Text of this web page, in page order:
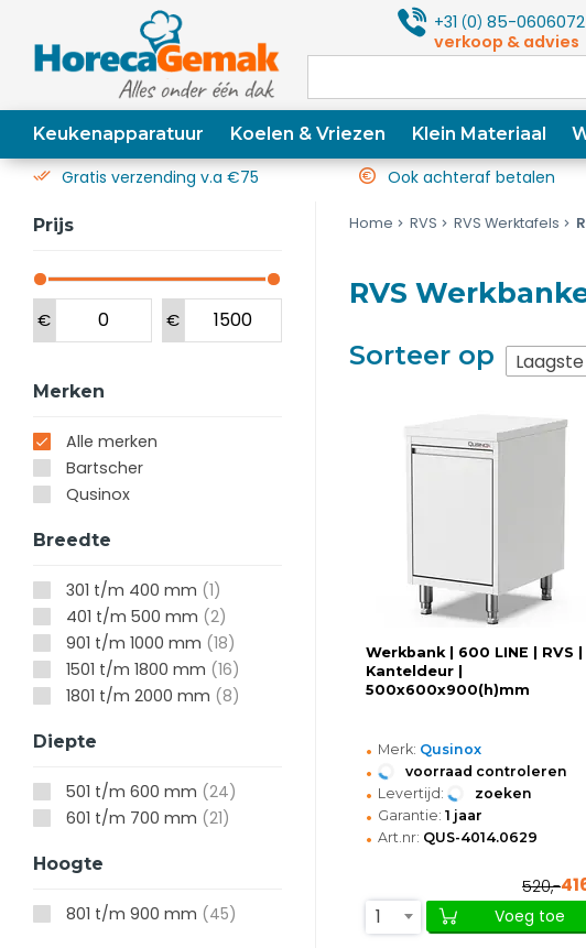
+31(0) 85-0606072
verkoop & advies
Keukenapparatuur Koelen & Vriezen Klein Materiaal
Gratis verzending v.a €75 Ook achteraf betalen
Prijs
€ €
Merken
Alle merken
Bartscher
Qusinox
Breedte
301 t/m 400 mm (1)
401 t/m 500 mm (2)
901 t/m 1000 mm (18)
1501 t/m 1800 mm (16)
1801 t/m 2000 mm (8)
Diepte
501 t/m 600 mm (24)
601 t/m 700 mm (21)
Hoogte
801 t/m 900 mm (45)
Home RVS RVS Werktafels
RVS
Sorteer op
Werkbank | 600 LINE | RVS |
Kanteldeur |
500x600x900(h)mm
• Merk: Qusinox
• voorraad controleren
• Levertijd: zoeken
• Garantie: 1 jaar
• Art.nr: QUS-4014.0629
520,-
1
Voeg toe